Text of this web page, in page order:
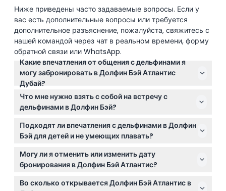
Ниже приведены часто задаваемые вопросы. Если у
вас есть дополнительные вопросы или требуется
дополнительное разъяснение, пожалуйста, свяжитесь с
нашей командой через чат в реальном времени, форму
обратной связи или WhatsApp.
Какие впечатления от общения с дельфинами я
могу забронировать в Долфин Бэй Атлантис
Дубай?
Вы можете выбрать встречи в мелководье,
подходящие для всех возрастов, плавание в
глубокой воде для уверенных пловцов от 8 лет и
старше, а также погружения с аквалангом для
более глубокого взаимодействия. Проверьте
бронировании.
Что мне нужно взять с собой на встречу с
дельфинами в Долфин Бэй?
Возьмите действующий паспорт или удостоверение
личности с фотографией, выданное
государственным органом, совпадающее с именем,
указанным при бронировании, купальный костюм и
полотенце. В раздевалках предоставляются
Подходят ли впечатления с дельфинами в Долфин
Бэй для детей и не умеющих плавать?
Да! Есть встречи в мелководье, разработанные для
всех возрастов и уровней плавания, поэтому даже
непловцы и маленькие дети могут безопасно
взаимодействовать с дельфинами.
Могу ли я отменить или изменить дату
бронирования в Долфин Бэй Атлантис?
Отмена или изменение даты после оформления
ваучера не допускаются. Убедитесь в своем
Во сколько открывается Долфин Бэй Атлантис в